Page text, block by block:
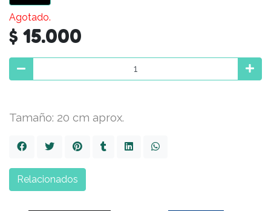
Agotado.
$ 15.000
Tamaño: 20 cm aprox.
Relacionados